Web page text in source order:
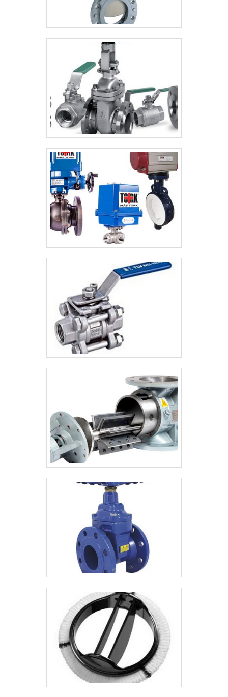
tornado destaque quando pensamos em
uma empresa que entrega confiança e
produtos de qualidade. Alguns desses
motivos são: Mais de 15 anos de atuação
no ramo; Profissionais constantemente
treinados; Diversas opções de pagamento
disponíveis; Distribuição autorizada das
melhores marcas; Estoque capaz de suprir
demandas das indústrias de todos os
segmentos; Atendimento
personalizado.GARANTIA E ASSERTIVIDADE
Acessórios Industriais tem a solução ideal
para flange sobreposto aço inox. Sempre
de olho no mercado, traz novidades em
itens como tubo de aço carbono com
costura e chave de fluxo para água tipo
palheta.Isso se deve ao fato de ser uma
empresa comprometida com seus serviços
e que preza pela segurança,
características possíveis pelo fato de ter
escritório de alta qualidade onde são
realizadas as atividades e sede em
localização privilegiada no Triângulo
Mineiro.Esses fatores, somados a um time
com equipe multidisciplinar de consultores
associados e equipe de alta qualidade,
fecham o ciclo de entrega com excelência
para toda a carteira de clientes.